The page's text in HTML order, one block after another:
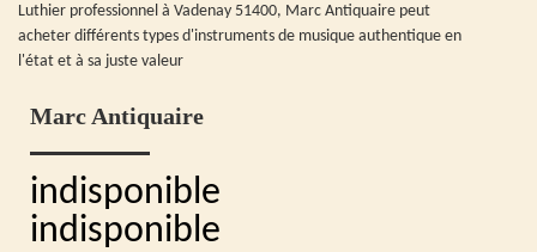
Luthier professionnel à Vadenay 51400, Marc Antiquaire peut
acheter différents types d'instruments de musique authentique en
l'état et à sa juste valeur
Marc Antiquaire
indisponible
indisponible